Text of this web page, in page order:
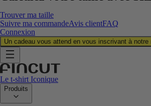
Trouver ma taille
Suivre ma commandeAvis clientFAQ
Connexion
Un cadeau vous attend en vous inscrivant à notre
Le t-shirt Iconique
Produits